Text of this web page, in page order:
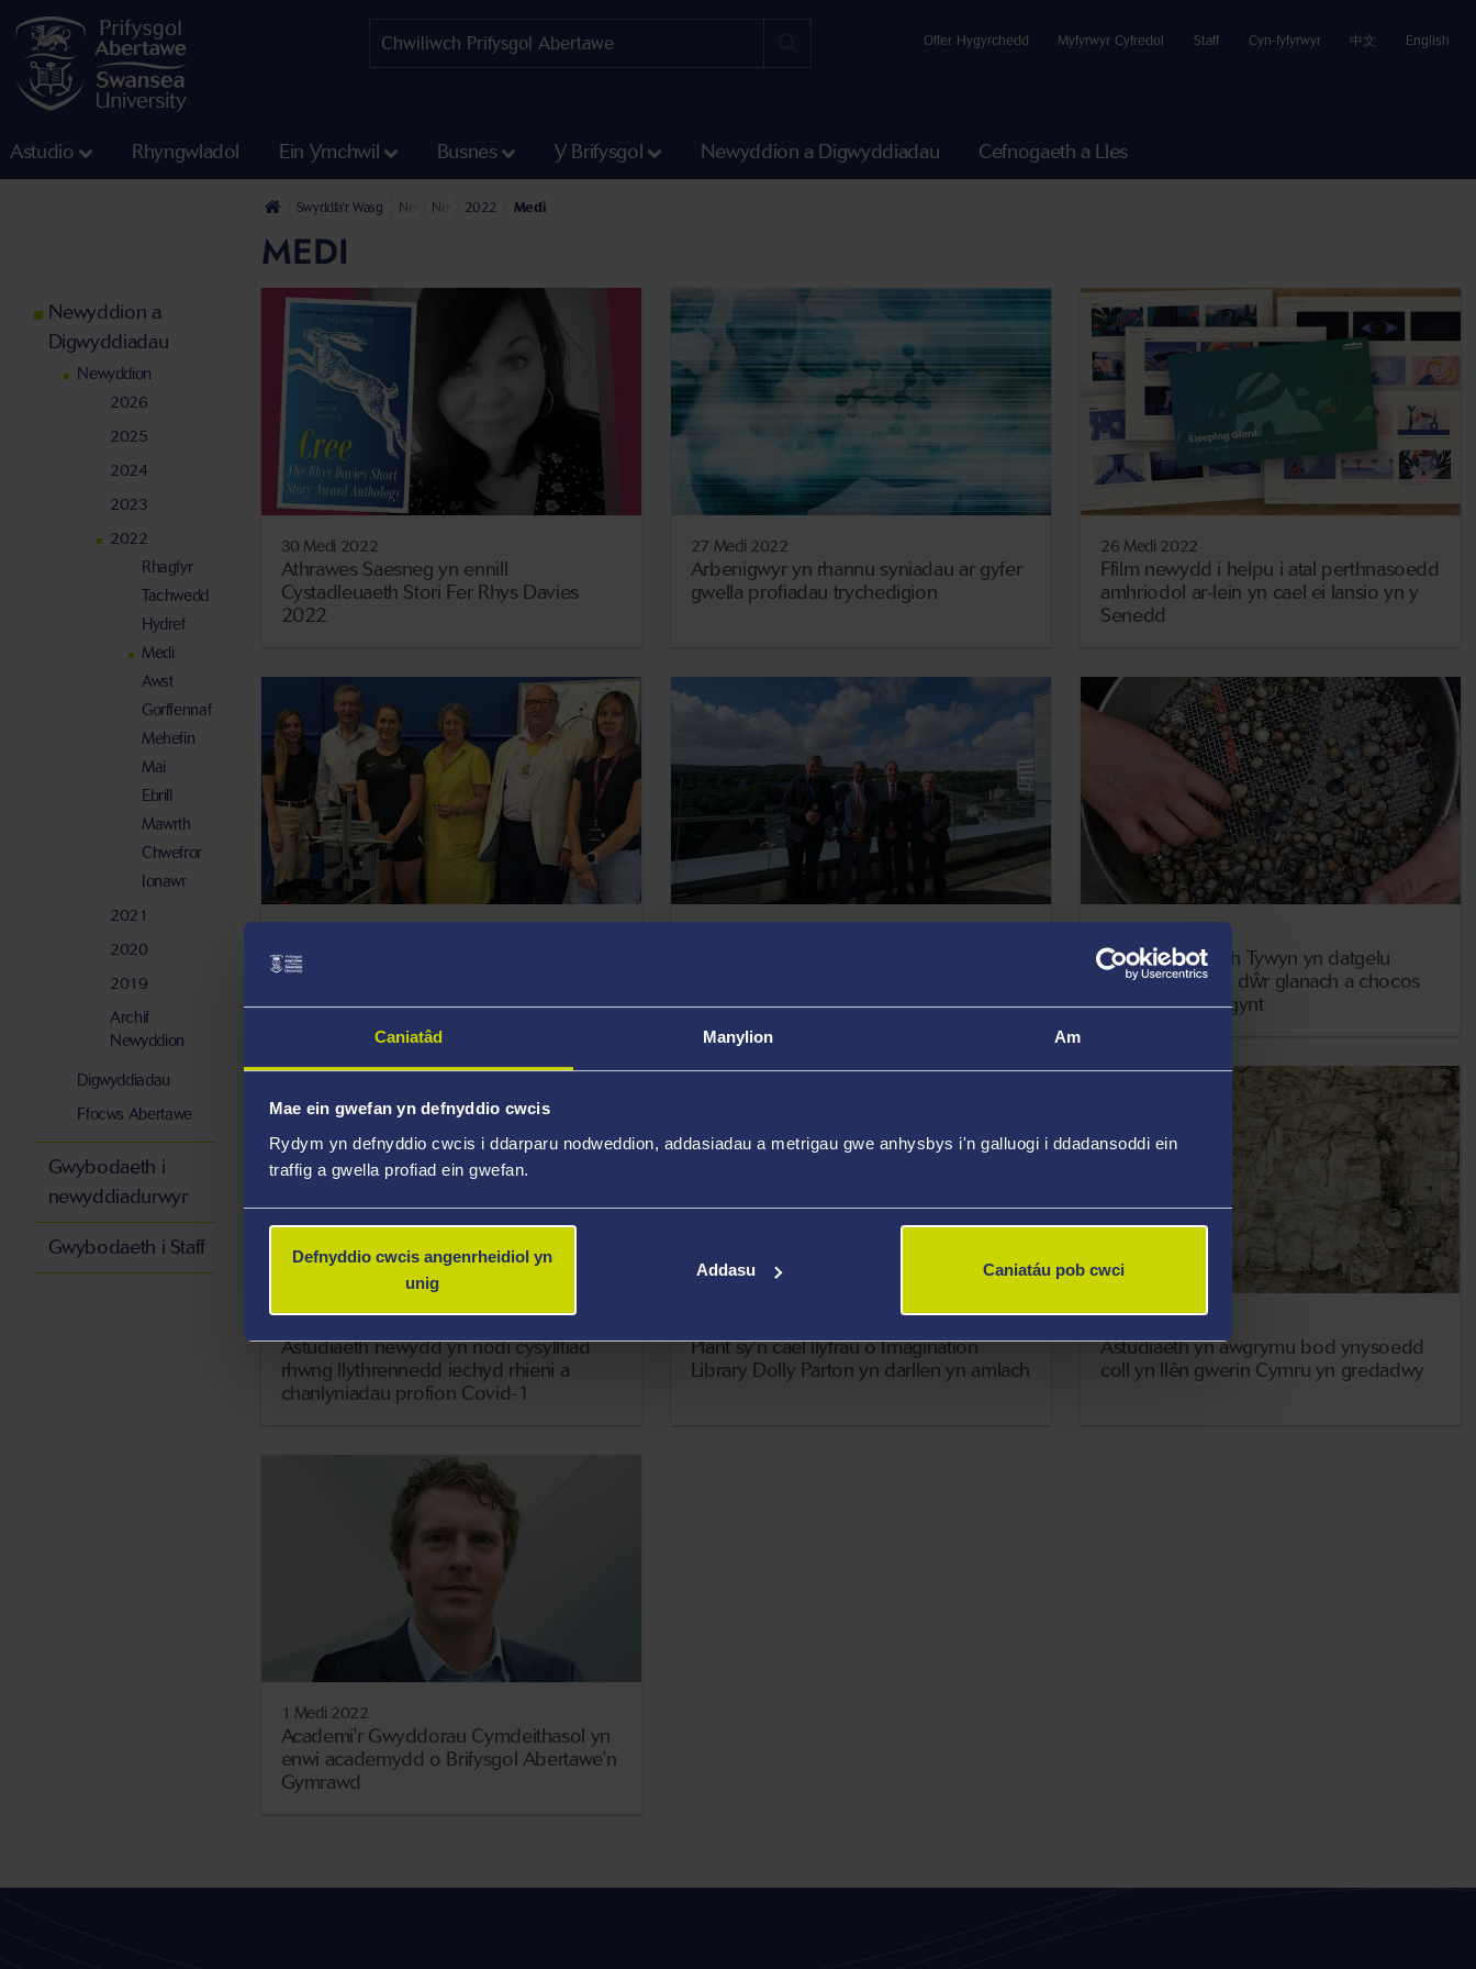
Caniatâd Manylion Am
Mae ein gwefan yn defnyddio cwcis
Rydym yn defnyddio cwcis i ddarparu nodweddion, addasiadau a metrigau gwe anhysbys i'n galluogi i ddadansoddi ein
traffig a gwella profiad ein gwefan.
Defnyddio cwcis angenrheidiol yn
unig
Addasu Caniatáu pob cwci
Offer Hygyrchedd Myfyrwyr Cyfredol Staff Cyn-fyfyrwyr 中文 English
Astudio Rhyngwladol Ein Ymchwil Busnes Y Brifysgol Newyddion a Digwyddiadau Cefnogaeth a Lles
Swyddfa'r Wasg Newyddion a Digwyddiadau
Newyddion
2022 Medi
MEDI
30 Medi 2022
Athrawes Saesneg yn ennill
Cystadleuaeth Stori Fer Rhys Davies
2022
27 Medi 2022
Arbenigwyr yn rhannu syniadau ar gyfer
gwella profiadau trychedigion
26 Medi 2022
Ffilm newydd i helpu i atal perthnasoedd
amhriodol ar-lein yn cael ei lansio yn y
Senedd
Ymchwil i ganser ac i gyfergydion ym
myd rygbi menywod i elwa o
ddyfarniadau Cwmni Lifrai
Ymchwil i Gilfach Tywyn yn datgelu
cysylltiad rhwng dŵr glanach a chocos
llai sy'n marw'n gynt
Astudiaeth newydd yn nodi cysylltiad
rhwng llythrennedd iechyd rhieni a
chanlyniadau profion Covid-1
Plant sy'n cael llyfrau o Imagination
Library Dolly Parton yn darllen yn amlach
Astudiaeth yn awgrymu bod ynysoedd
coll yn llên gwerin Cymru yn gredadwy
1 Medi 2022
Academi'r Gwyddorau Cymdeithasol yn
enwi academydd o Brifysgol Abertawe'n
Gymrawd
Newyddion a
Digwyddiadau
Newyddion
2026
2025
2024
2023
2022
Rhagfyr
Tachwedd
Hydref
Medi
Awst
Gorffennaf
Mehefin
Mai
Ebrill
Mawrth
Chwefror
Ionawr
2021
2020
2019
Archif
Newyddion
Digwyddiadau
Ffocws Abertawe
Gwybodaeth i
newyddiadurwyr
Gwybodaeth i Staff